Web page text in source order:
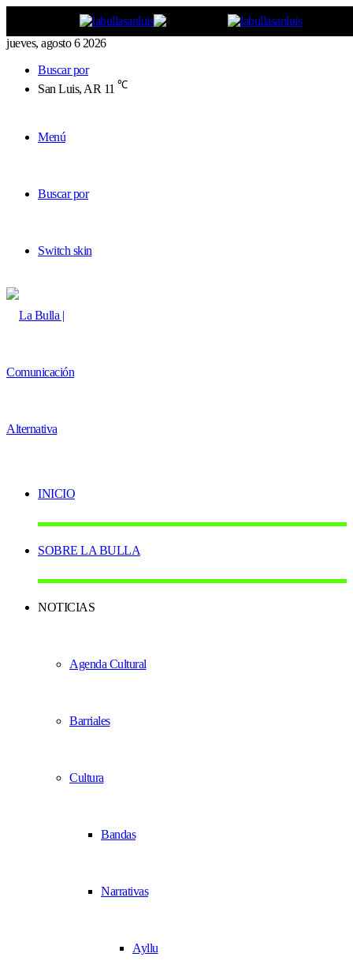
jueves, agosto 6 2026
Buscar por
San Luis, AR 11 ℃
Menú
Buscar por
Switch skin
INICIO
SOBRE LA BULLA
NOTICIAS
Agenda Cultural
Barriales
Cultura
Bandas
Narrativas
Ayllu